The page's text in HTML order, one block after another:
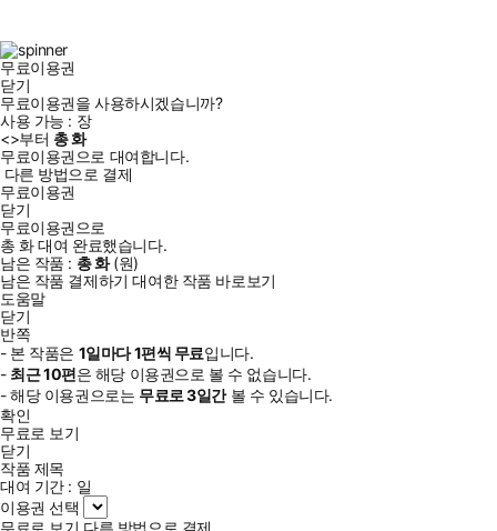
무료이용권
닫기
무료이용권을 사용하시겠습니까?
사용 가능 : 장
<>부터 총화
무료이용권으로 대여합니다.
다른 방법으로 결제
무료이용권
닫기
무료이용권으로
총 화대여 완료했습니다.
남은 작품 : 총화(원)
남은 작품 결제하기 대여한 작품 바로보기
도움말
닫기
반쪽
- 본 작품은 1일마다1편씩 무료입니다.
- 최근10편은 해당 이용권으로 볼 수 없습니다.
- 해당 이용권으로는 무료로3일간볼 수 있습니다.
확인
무료로 보기
닫기
작품 제목
대여 기간 : 일
이용권 선택
무료로 보기 다른 방법으로 결제